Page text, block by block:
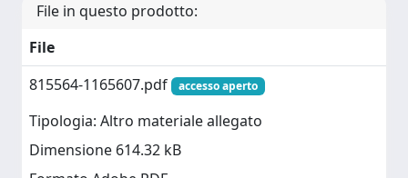
File in questo prodotto:
File
815564-1165607.pdf
accesso aperto
Tipologia: Altro materiale allegato
Dimensione 614.32 kB